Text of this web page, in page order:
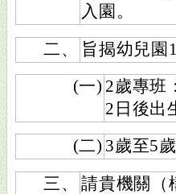
入園。
二、
旨揭幼兒園
(一) 2歲專班
2日後出
(二) 3歲至5
三、
請貴機關（